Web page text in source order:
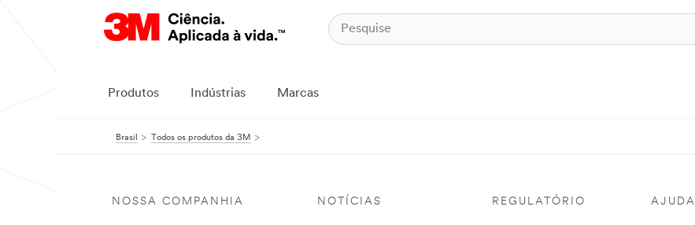
Produtos Indústrias Marcas
Brasil Todos os produtos da 3M
NOSSA COMPANHIA NOTÍCIAS REGULATÓRIO AJUDA